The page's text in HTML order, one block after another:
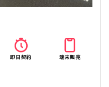
即日契約 端末販売